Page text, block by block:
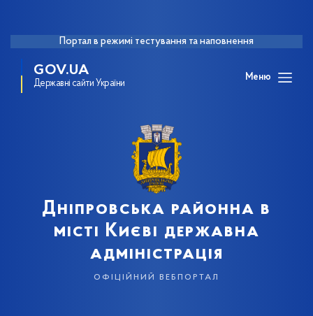
Портал в режимі тестування та наповнення
GOV.UA
Державні сайти України
Меню
Дніпровська районна в
місті Києві державна
адміністрація
офіційний вебпортал